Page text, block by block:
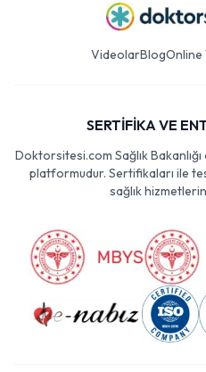
VideolarBlogOnline
SERTİFİKA VE
Doktorsitesi.com Sağlık
platformudur. Sertifikaları ile
sağlık